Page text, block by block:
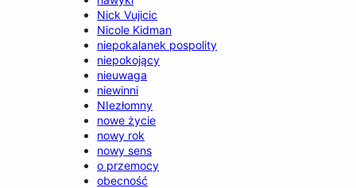
Nick Vujicic
Nicole Kidman
niepokalanek pospolity
niepokojący
nieuwaga
niewinni
NIezłomny
nowe życie
nowy rok
nowy sens
o przemocy
obecność